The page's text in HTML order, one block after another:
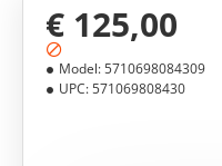
Model:5710698084309
UPC:571069808430
€ 125,00